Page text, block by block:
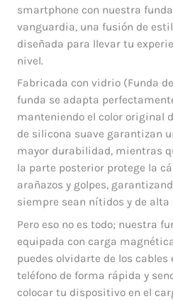
smartphone con nuestra
vanguardia, una fusión de
diseñada para llevar tu
nivel.
Fabricada con vidrio (Funda
funda se adapta
manteniendo el color original
de silicona suave garantizan
mayor durabilidad, mientras
la parte posterior protege la
arañazos y golpes,
siempre sean nítidos y de alta
Pero eso no es todo; nuestra
equipada con carga
puedes olvidarte de los cables
teléfono de forma rápida y
colocar tu dispositivo en el